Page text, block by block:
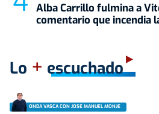
Alba Carrillo fulmina a
comentario que incendia
Lo + escuchado
ONDA VASCA CON JOSÉ MANUEL MONJE